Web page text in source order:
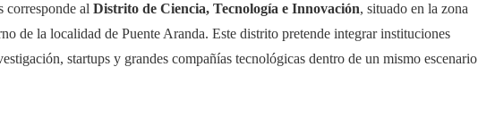
corresponde al Distrito de Ciencia, Tecnología e Innovación, situado en la zona
de la localidad de Puente Aranda. Este distrito pretende integrar instituciones
startups y grandes compañías tecnológicas dentro de un mismo escenario